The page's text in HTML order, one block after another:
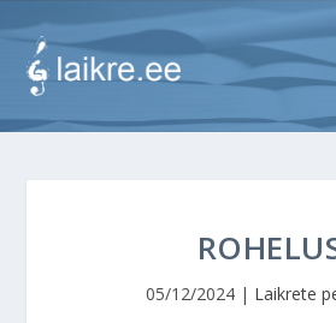
05/12/2024| Laikrete